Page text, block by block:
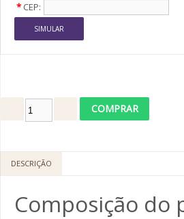
* CEP:
DESCRIÇÃO
Composição do